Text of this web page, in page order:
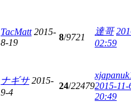
TacMatt 2015-
8-19
8/9721
達哥
02:59
ナギサ 2015-
9-4
24/224792015-11-
20:49